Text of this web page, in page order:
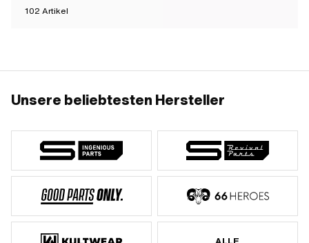
102 Artikel
Unsere beliebtesten Hersteller